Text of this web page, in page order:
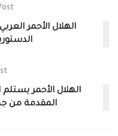
الهلال الأحمر
الهلال الأحمر
المقدمة من